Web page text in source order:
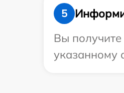
5
Вы
указанному